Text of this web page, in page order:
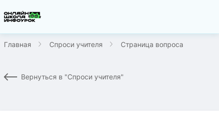
Главная Спроси учителя Страница вопроса
Вернуться в "Спроси учителя"